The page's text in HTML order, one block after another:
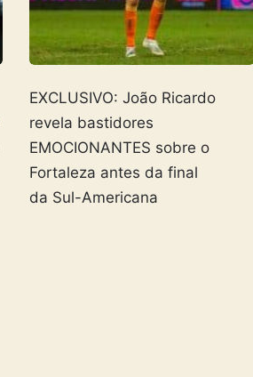
EXCLUSIVO: João Ricardo
revela bastidores
EMOCIONANTES sobre o
Fortaleza antes da final
da Sul-Americana